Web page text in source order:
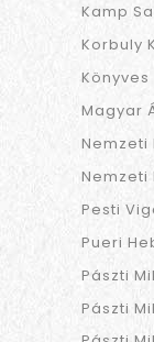
Kamp
Korbuly
Könyves
Magyar
Nemzeti
Nemzeti
Pesti
Pueri
Pászti
Pászti